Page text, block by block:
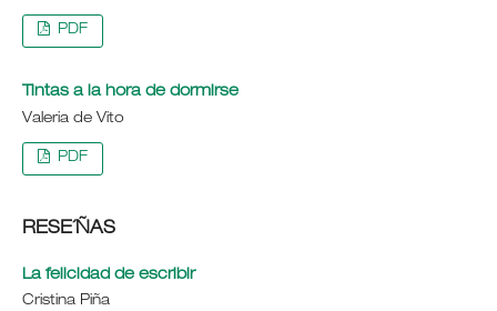
PDF
Tintas a la hora de dormirse
Valeria de Vito
PDF
RESE´ÑAS
La felicidad de escribir
Cristina Piña